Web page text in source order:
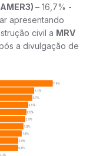
– 16,7% -
apresentando
civil a MRV
a divulgação de